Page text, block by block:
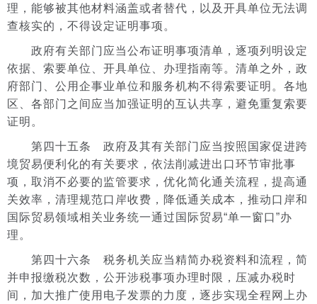
理，能够被其他材料涵盖或者替代，以及开具单位无法调
查核实的，不得设定证明事项。
政府有关部门应当公布证明事项清单，逐项列明设定
依据、索要单位、开具单位、办理指南等。清单之外，政
府部门、公用企事业单位和服务机构不得索要证明。各地
区、各部门之间应当加强证明的互认共享，避免重复索要
证明。
第四十五条 政府及其有关部门应当按照国家促进跨
境贸易便利化的有关要求，依法削减进出口环节审批事
项，取消不必要的监管要求，优化简化通关流程，提高通
关效率，清理规范口岸收费，降低通关成本，推动口岸和
国际贸易领域相关业务统一通过国际贸易“单一窗口”办
理。
第四十六条 税务机关应当精简办税资料和流程，简
并申报缴税次数，公开涉税事项办理时限，压减办税时
间，加大推广使用电子发票的力度，逐步实现全程网上办